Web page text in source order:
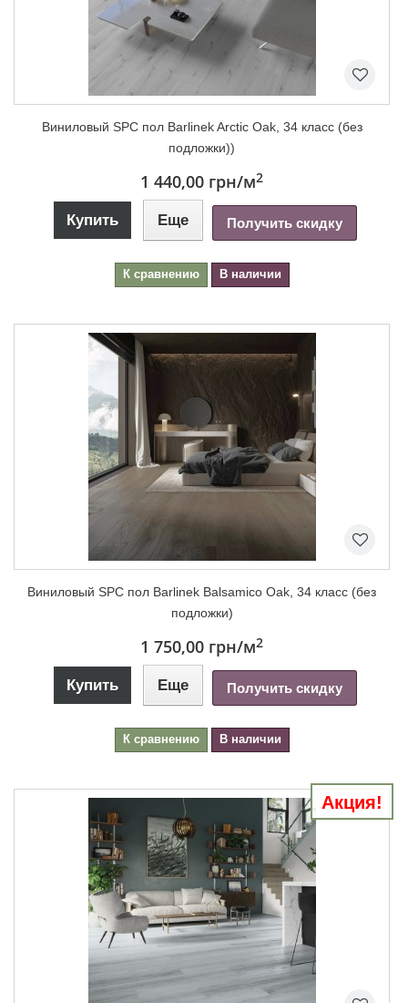
Виниловый SPC пол Barlinek Arctic Oak, 34 класс (без
подложки))
1 440,00 грн/м2
Купить Еще Получить скидку
К сравнению В наличии
Виниловый SPC пол Barlinek Balsamico Oak, 34 класс (без
подложки)
1 750,00 грн/м2
Купить Еще Получить скидку
К сравнению В наличии
Акция!